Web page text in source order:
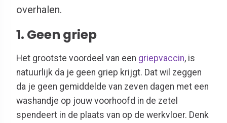
overhalen.
1. Geen griep
Het grootste voordeel van een griepvaccin, is
natuurlijk da je geen griep krijgt. Dat wil zeggen
da je geen gemiddelde van zeven dagen met een
washandje op jouw voorhoofd in de zetel
spendeert in de plaats van op de werkvloer. Denk